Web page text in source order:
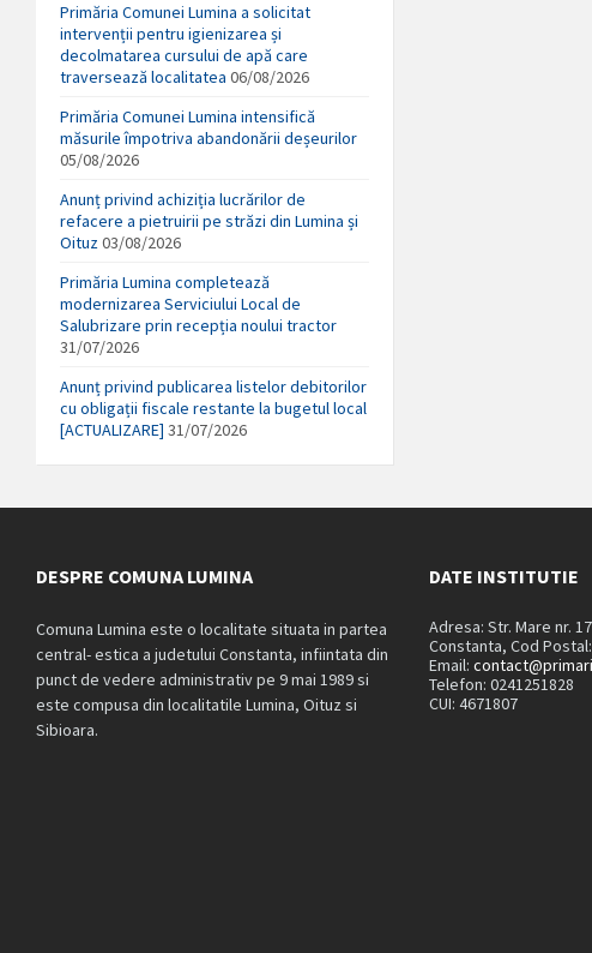
Primăria Comunei Lumina a solicitat
intervenții pentru igienizarea și
decolmatarea cursului de apă care
traversează localitatea 06/08/2026
Primăria Comunei Lumina intensifică
măsurile împotriva abandonării deșeurilor
05/08/2026
Anunț privind achiziția lucrărilor de
refacere a pietruirii pe străzi din Lumina și
Oituz03/08/2026
Primăria Lumina completează
modernizarea Serviciului Local de
Salubrizare prin recepția noului tractor
31/07/2026
Anunț privind publicarea listelor debitorilor
cu obligații fiscale restante la bugetul local
[ACTUALIZARE] 31/07/2026
DESPRE COMUNA LUMINA
Comuna Lumina este o localitate situata in partea
central- estica a judetului Constanta, infiintata din
punct de vedere administrativ pe 9 mai 1989 si
este compusa din localitatile Lumina, Oituz si
Sibioara.
DATE INSTITUTIE
Adresa: Str. Mare nr.
Constanta, Cod
Email:
Telefon: 0241251828
CUI: 4671807